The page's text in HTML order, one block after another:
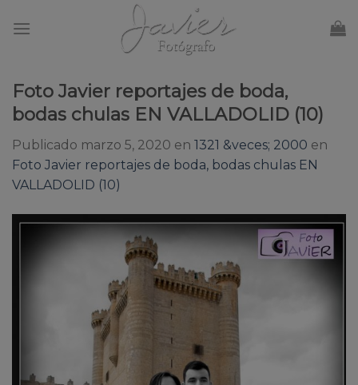
Foto Javier reportajes de boda,
bodas chulas EN VALLADOLID (10)
Publicado marzo 5, 2020 en 1321 &veces; 2000 en
Foto Javier reportajes de boda, bodas chulas EN
VALLADOLID (10)